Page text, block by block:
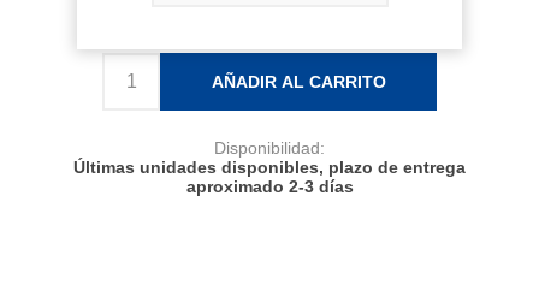
AÑADIR AL CARRITO
Disponibilidad:
Últimas unidades disponibles, plazo de entrega
aproximado 2-3 días